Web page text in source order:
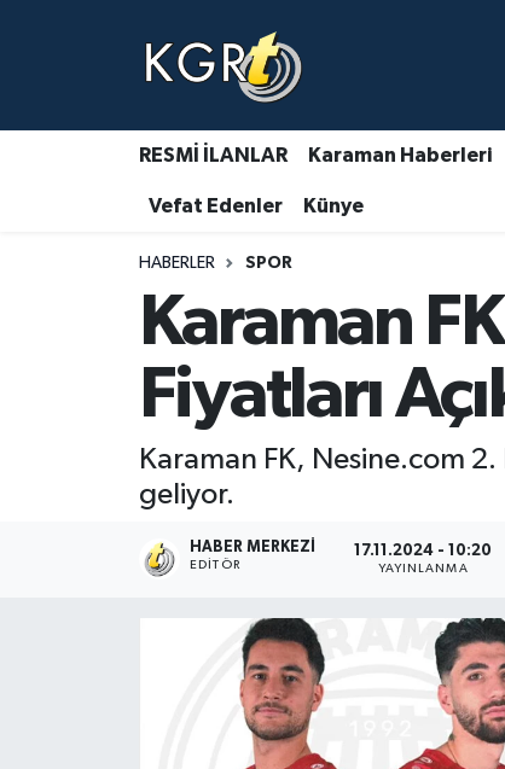
RESMİ İLANLAR Karaman Haberleri
Vefat Edenler Künye
HABERLER SPOR
Karaman
Fiyatları
Karaman FK, Nesine.com 2.
geliyor.
HABER MERKEZI
EDITÖR
17.11.2024 - 10:20
YAYINLANMA
Karaman Haberleri
Gündem Haberleri
Güncel Haberler
Asayiş Haberleri
Ulusal Haberler
Vefat Edenler